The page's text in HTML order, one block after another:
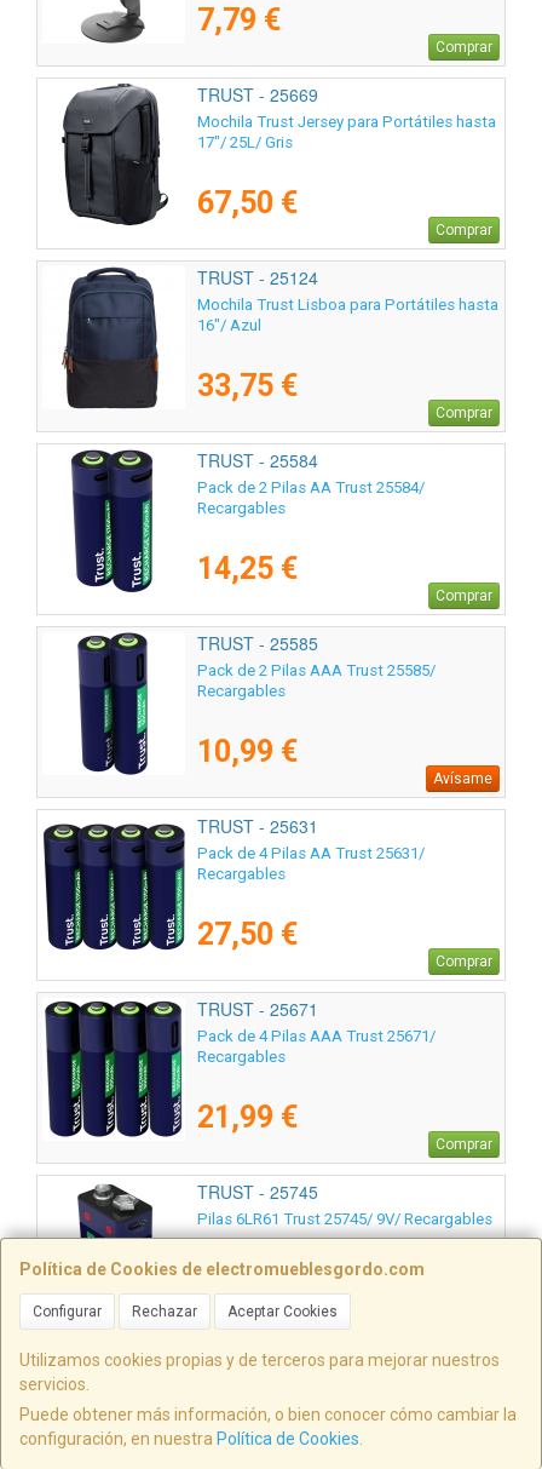
7,79 €
Comprar
TRUST - 25669
Mochila Trust Jersey para Portátiles hasta
17"/ 25L/ Gris
67,50 €
Comprar
TRUST - 25124
Mochila Trust Lisboa para Portátiles hasta
16"/ Azul
33,75 €
Comprar
TRUST - 25584
Pack de 2 Pilas AA Trust 25584/
Recargables
14,25 €
Comprar
TRUST - 25585
Pack de 2 Pilas AAA Trust 25585/
Recargables
10,99 €
Avísame
TRUST - 25631
Pack de 4 Pilas AA Trust 25631/
Recargables
27,50 €
Comprar
TRUST - 25671
Pack de 4 Pilas AAA Trust 25671/
Recargables
21,99 €
Comprar
TRUST - 25745
Pilas 6LR61 Trust 25745/ 9V/ Recargables
12,50 €
TRUST - 24678
15W/ Negra
Política de Cookies de electromueblesgordo.com
Configurar Rechazar Aceptar Cookies
Utilizamos cookies propias y de terceros para mejorar nuestros
servicios.
Puede obtener más información, o bien conocer cómo cambiar la
configuración, en nuestra Política de Cookies